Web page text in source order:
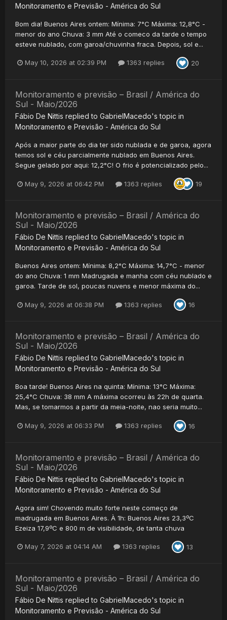
Monitoramento e Previsão - América do Sul
Bom dia! Buenos Aires ontem: Mínima: 7°C Máxima: 12,8°C -
menor do ano Chuva: 3 mm Até o comeco da tarde o tempo
esteve nublado, com garoa/chuvinha fraca. Depois, sol e...
May 10, 2026 at 02:39 PM 1363 replies 20
Monitoramento e previsão – Brasil / América do
Sul - Maio/2026
Fábio De Nittis replied to GabrielMacedo's topic in
Monitoramento e Previsão - América do Sul
Após a maior parte do dia ter sido nublada e de garoa, agora
temos sol e céu parcialmente nublado em Buenos Aires.
Segue gelado por aqui: 12,2°C! O frio é potencializado pelo...
May 9, 2026 at 06:42 PM 1363 replies 19
Monitoramento e previsão – Brasil / América do
Sul - Maio/2026
Fábio De Nittis replied to GabrielMacedo's topic in
Monitoramento e Previsão - América do Sul
Buenos Aires ontem: Mínima: 8,2°C Máxima: 14,7°C - menor
do ano Chuva: 1 mm Madrugada e manha com céu nublado e
garoa. Tarde de sol, poucas nuvens e menor máxima do...
May 9, 2026 at 06:38 PM 1363 replies 16
Monitoramento e previsão – Brasil / América do
Sul - Maio/2026
Fábio De Nittis replied to GabrielMacedo's topic in
Monitoramento e Previsão - América do Sul
Boa tarde! Buenos Aires na quinta: Mínima: 13°C Máxima:
25,4°C Chuva: 38 mm A máxima ocorreu às 22h de quarta.
Mas, se tomarmos a partir da meia-noite, nao seria muito...
May 9, 2026 at 06:33 PM 1363 replies 16
Monitoramento e previsão – Brasil / América do
Sul - Maio/2026
Fábio De Nittis replied to GabrielMacedo's topic in
Monitoramento e Previsão - América do Sul
Agora sim! Chovendo muito forte neste começo de
madrugada em Buenos Aires. À 1h: Buenos Aires 23,3ºC
Ezeiza 17,9ºC e 800 m de visibilidade, de tanta chuva
May 7, 2026 at 04:14 AM 1363 replies 13
Monitoramento e previsão – Brasil / América do
Sul - Maio/2026
Fábio De Nittis replied to GabrielMacedo's topic in
Monitoramento e Previsão - América do Sul